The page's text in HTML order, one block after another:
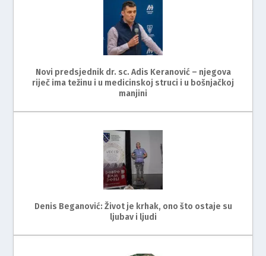
Novi predsjednik dr. sc. Adis Keranović – njegova
riječ ima težinu i u medicinskoj struci i u bošnjačkoj
manjini
Denis Beganović: Život je krhak, ono što ostaje su
ljubav i ljudi